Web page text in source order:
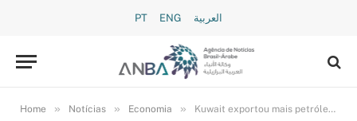
PT ENG العربية
Home » Notícias » Economia » Kuwait exportou mais petróleo ao Japão em abril